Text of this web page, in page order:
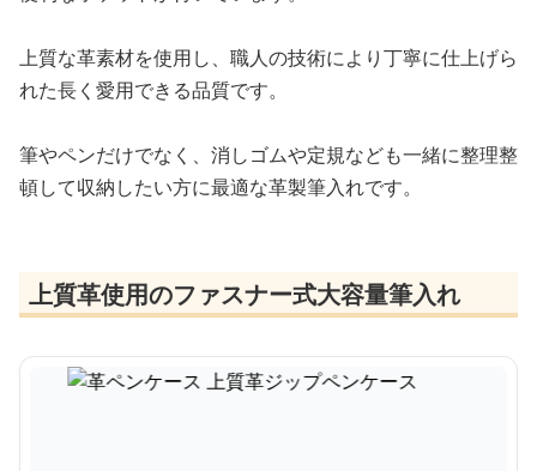
上質な革素材を使用し、職人の技術により丁寧に仕上げら
れた長く愛用できる品質です。
筆やペンだけでなく、消しゴムや定規なども一緒に整理整
頓して収納したい方に最適な革製筆入れです。
上質革使用のファスナー式大容量筆入れ